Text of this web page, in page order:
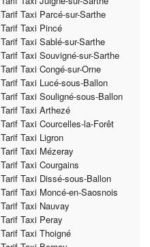
Tarif Taxi Parcé-sur-Sarthe
Tarif Taxi Pincé
Tarif Taxi Sablé-sur-Sarthe
Tarif Taxi Souvigné-sur-Sarthe
Tarif Taxi Congé-sur-Orne
Tarif Taxi Lucé-sous-Ballon
Tarif Taxi Souligné-sous-Ballon
Tarif Taxi Arthezé
Tarif Taxi Courcelles-la-Forêt
Tarif Taxi Ligron
Tarif Taxi Mézeray
Tarif Taxi Courgains
Tarif Taxi Dissé-sous-Ballon
Tarif Taxi Moncé-en-Saosnois
Tarif Taxi Nauvay
Tarif Taxi Peray
Tarif Taxi Thoigné